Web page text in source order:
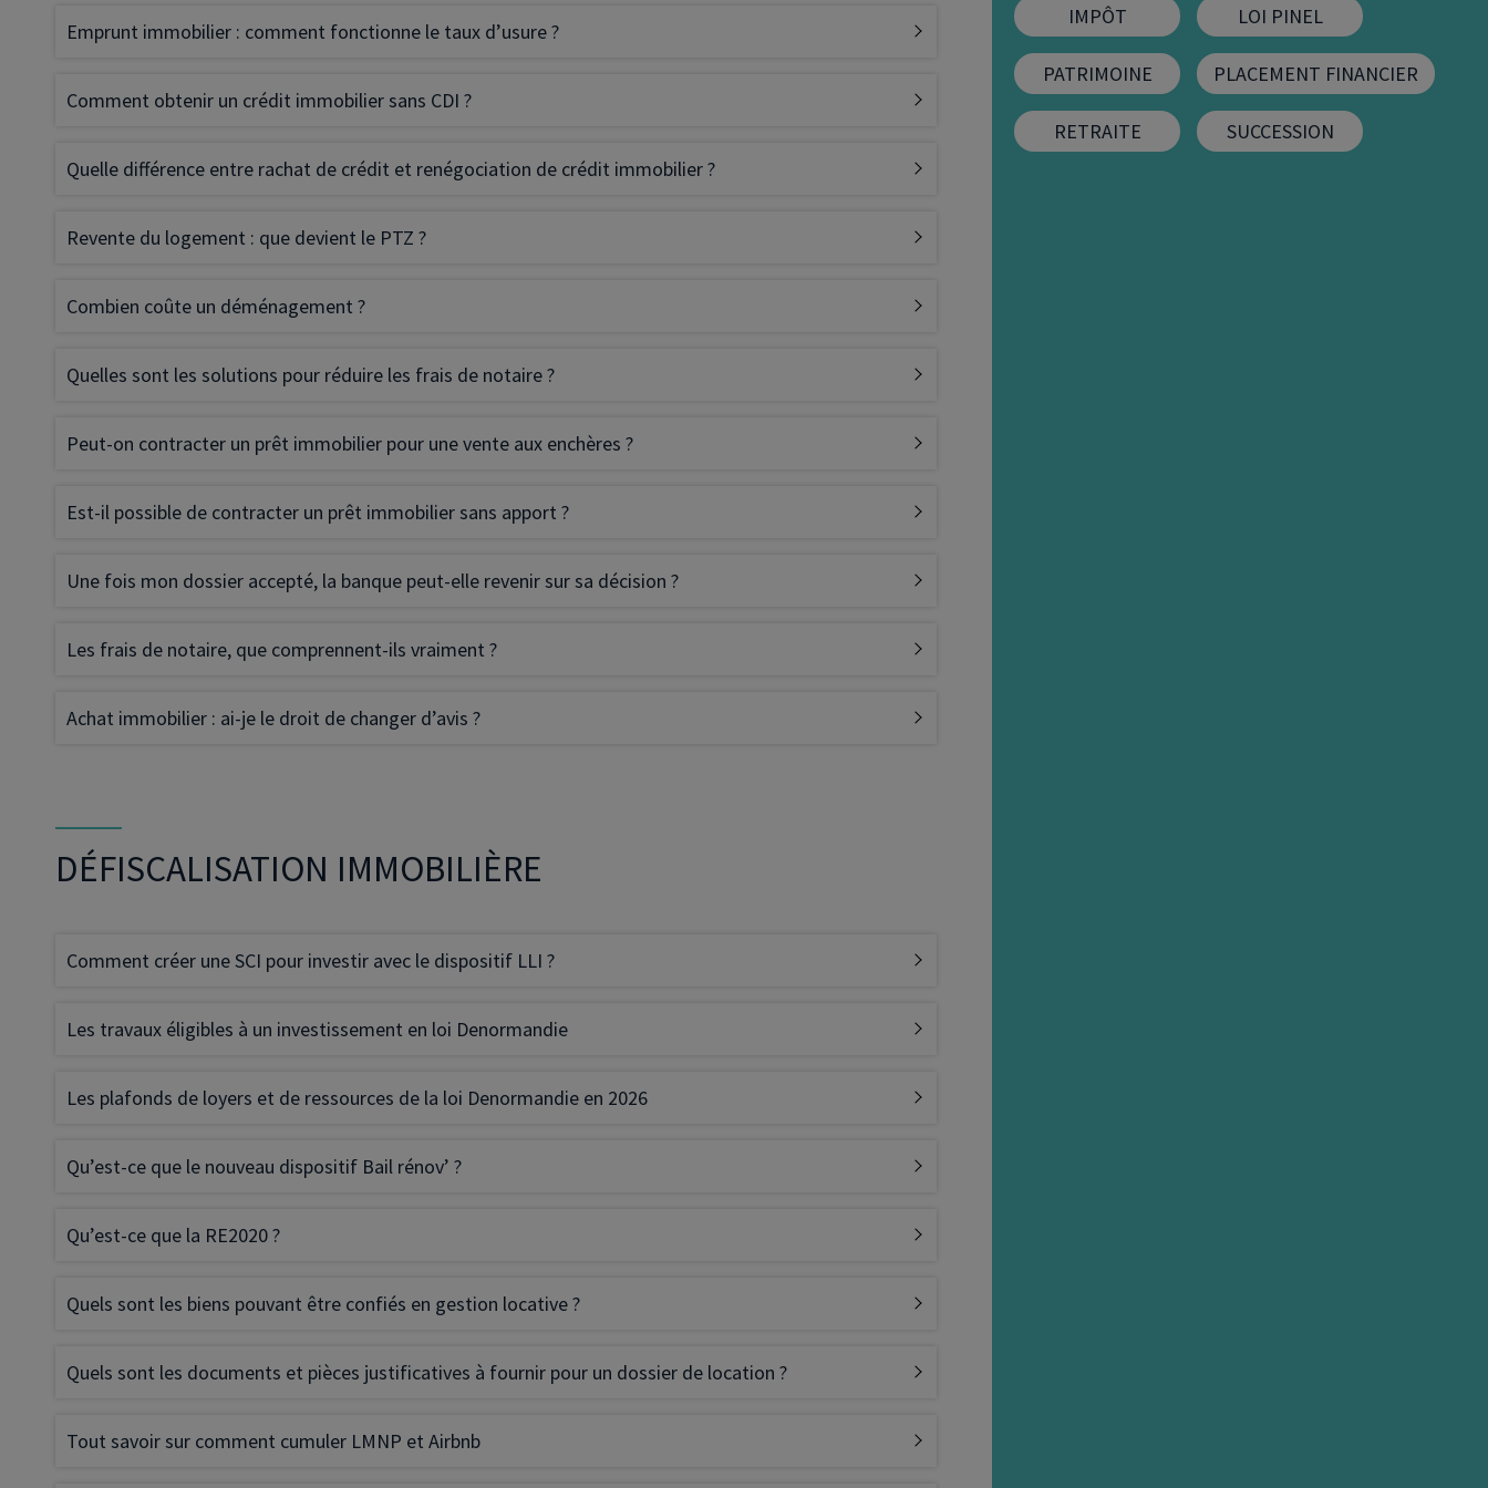
Dirigeant d’entreprise Déficit foncier
Investissement locatif
FIP
Bourse
Cryptomonnaie
Emprunt immobilier : comment fonctionne le taux d’usure ?
Comment obtenir un crédit immobilier sans CDI ?
Quelle différence entre rachat de crédit et renégociation de crédit immobilier ?
Revente du logement : que devient le PTZ ?
Combien coûte un déménagement ?
Quelles sont les solutions pour réduire les frais de notaire ?
Peut-on contracter un prêt immobilier pour une vente aux enchères ?
Est-il possible de contracter un prêt immobilier sans apport ?
Une fois mon dossier accepté, la banque peut-elle revenir sur sa décision ?
Les frais de notaire, que comprennent-ils vraiment ?
Achat immobilier : ai-je le droit de changer d’avis ?
DÉFISCALISATION IMMOBILIÈRE
Comment créer une SCI pour investir avec le dispositif LLI ?
Les travaux éligibles à un investissement en loi Denormandie
Les plafonds de loyers et de ressources de la loi Denormandie en 2026
Qu’est-ce que le nouveau dispositif Bail rénov’ ?
Qu’est-ce que la RE2020 ?
Quels sont les biens pouvant être confiés en gestion locative ?
Quels sont les documents et pièces justificatives à fournir pour un dossier de location ?
Tout savoir sur comment cumuler LMNP et Airbnb
IMPÔT LOI PINEL
PATRIMOINE PLACEMENT FINANCIER
RETRAITE SUCCESSION